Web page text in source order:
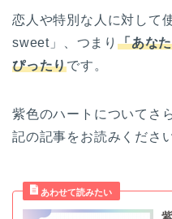
恋人や特別な人に対して
sweet」、つまり 「あな
ぴったりです。
紫色のハートについてさ
記の記事をお読みください